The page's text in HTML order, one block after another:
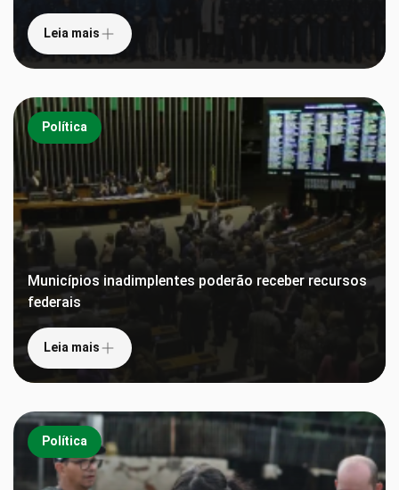
Leia mais
Política
Municípios inadimplentes poderão receber recursos
federais
Leia mais
Política